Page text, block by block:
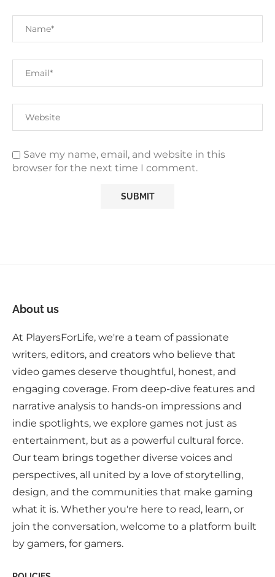
Save my name, email, and website in this
browser for the next time I comment.
About us
At PlayersForLife, we're a team of passionate
writers, editors, and creators who believe that
video games deserve thoughtful, honest, and
engaging coverage. From deep-dive features and
narrative analysis to hands-on impressions and
indie spotlights, we explore games not just as
entertainment, but as a powerful cultural force.
Our team brings together diverse voices and
perspectives, all united by a love of storytelling,
design, and the communities that make gaming
what it is. Whether you're here to read, learn, or
join the conversation, welcome to a platform built
by gamers, for gamers.